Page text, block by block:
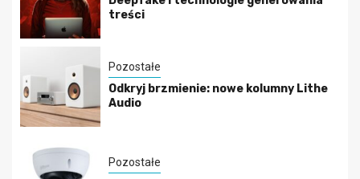
treści
Pozostałe
Odkryj brzmienie: nowe kolumny Lithe
Audio
Pozostałe